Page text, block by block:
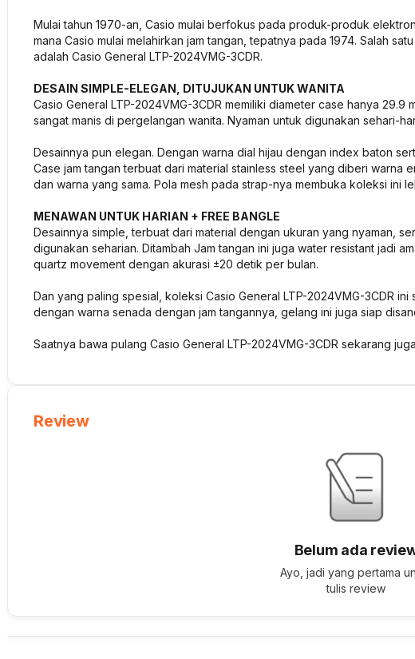
Mulai tahun 1970-an, Casio mulai berfokus pada produk-produk
mana Casio mulai melahirkan jam tangan, tepatnya pada 1974. Salah
adalah Casio General LTP-2024VMG-3CDR.
DESAIN SIMPLE-ELEGAN, DITUJUKAN UNTUK WANITA
Casio General LTP-2024VMG-3CDR memiliki diameter case hanya 29.9
sangat manis di pergelangan wanita. Nyaman untuk digunakan sehari-
Desainnya pun elegan. Dengan warna dial hijau dengan index baton
Case jam tangan terbuat dari material stainless steel yang diberi warna
dan warna yang sama. Pola mesh pada strap-nya membuka koleksi ini
MENAWAN UNTUK HARIAN + FREE BANGLE
Desainnya simple, terbuat dari material dengan ukuran yang nyaman,
digunakan seharian. Ditambah Jam tangan ini juga water resistant jadi
quartz movement dengan akurasi ±20 detik per bulan.
Dan yang paling spesial, koleksi Casio General LTP-2024VMG-3CDR
dengan warna senada dengan jam tangannya, gelang ini juga siap
Saatnya bawa pulang Casio General LTP-2024VMG-3CDR sekarang
Review
Belum ada
Ayo, jadi yang pertama
tulis review